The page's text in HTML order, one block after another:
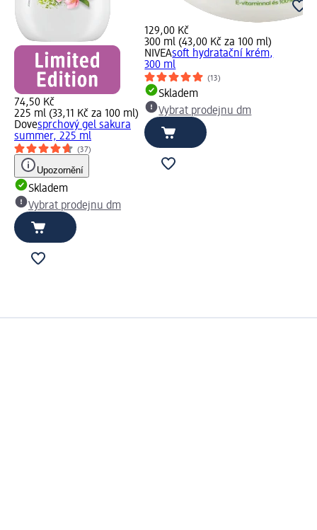
74,50 Kč
225 ml (33,11 Kč za 100 ml)
Dovesprchový gel sakura
summer, 225 ml
(37)
Upozornění
Skladem
Vybrat prodejnu dm
129,00 Kč
300 ml (43,00 Kč za 100 ml)
NIVEAsoft hydratační krém,
300 ml
(13)
Skladem
Vybrat prodejnu dm